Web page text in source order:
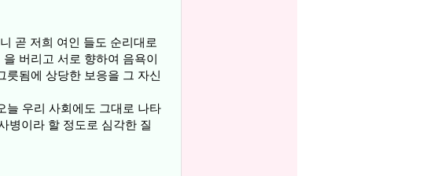
곧 저희 여인 들도 순리대로
버리고 서로 향하여 음욕이
됨에 상당한 보응을 그 자신
늘 우리 사회에도 그대로 나타
병이라 할 정도로 심각한 질